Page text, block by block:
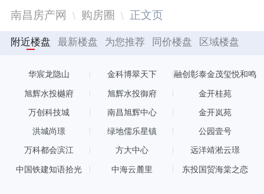
南昌房产网 购房圈 正文页
附近楼盘 最新楼盘 为您推荐 同价楼盘 区域楼盘
华宸龙隐山 金科博翠天下 融创彰泰金茂玺悦和鸣
旭辉水投樾府 旭辉水投御府 金开桂苑
万创科技城 南昌旭辉中心 金开岚苑
洪城尚璟 绿地儒乐星镇 公园壹号
万科都会滨江 方大中心 远洋靖淞云璟
中国铁建知语拾光 中海云麓里 东投国贸海棠之恋